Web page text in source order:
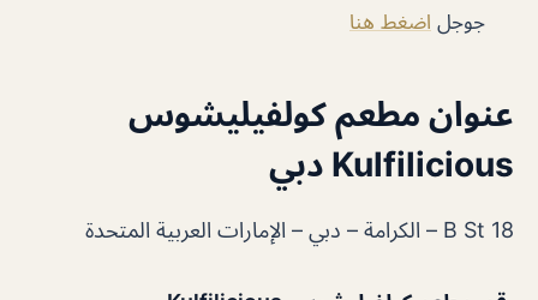
جوجل اضغط هنا
عنوان مطعم كولفيليشوس
Kulfilicious دبي
18 B St – الكرامة – دبي – الإمارات العربية المتحدة